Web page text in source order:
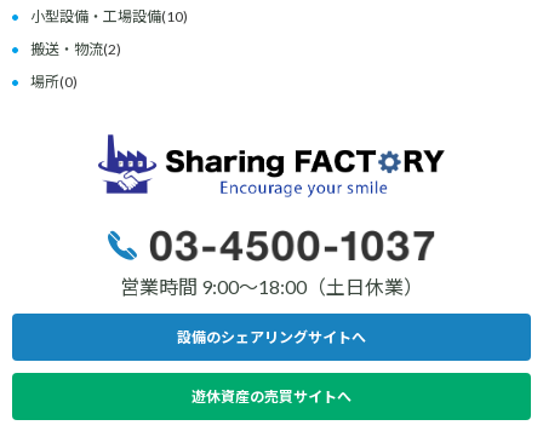
営業時間 9:00〜18:00（土日休業）
設備のシェアリングサイトへ
遊休資産の売買サイトへ
小型設備・工場設備(10)
搬送・物流(2)
場所(0)